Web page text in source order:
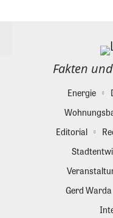
Fakten
Energie
Editorial
Gerd Warda